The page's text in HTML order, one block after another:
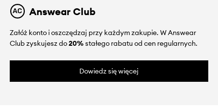
Answear Club
Załóż konto i oszczędzaj przy każdym zakupie. W Answear
Club zyskujesz do20%stałego rabatu od cen regularnych.
Dowiedz się więcej